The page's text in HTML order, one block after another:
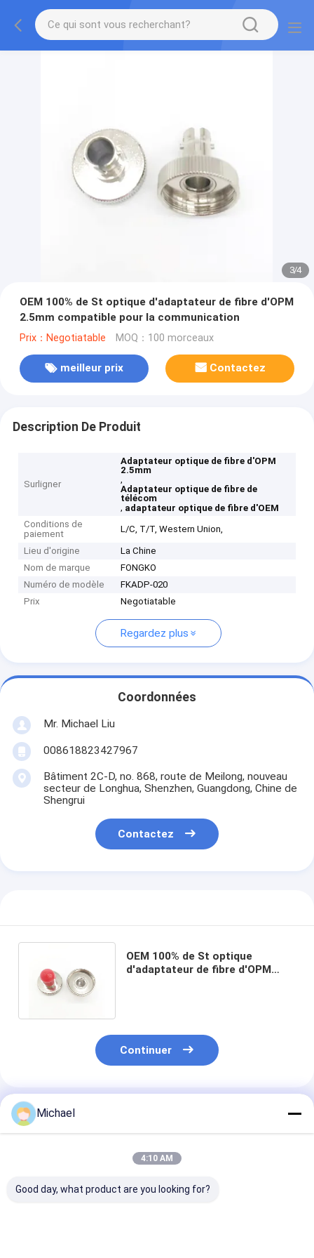
3/4
OEM 100% de St optique d'adaptateur de fibre d'OPM
2.5mm compatible pour la communication
Prix：Negotiatable MOQ：100 morceaux
meilleur prix Contactez
Description De Produit
Surligner
Adaptateur optique de fibre d'OPM
2.5mm
,
Adaptateur optique de fibre de
télécom
, adaptateur optique de fibre d'OEM
Conditions de
paiement
L/C, T/T, Western Union,
Lieu d'origine
La Chine
Nom de marque
FONGKO
Numéro de modèle
FKADP-020
Prix
Negotiatable
Regardez plus
Coordonnées
Mr. Michael Liu
008618823427967
Bâtiment 2C-D, no. 868, route de Meilong, nouveau
secteur de Longhua, Shenzhen, Guangdong, Chine de
Shengrui
Contactez
OEM 100% de St optique
d'adaptateur de fibre d'OPM
Continuer
Produits Recommandés
Michael
4:10 AM
Good day, what product are you looking for?